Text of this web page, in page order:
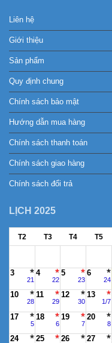
Liên hệ
Giới thiệu
Sản phẩm
Quy định chung
Chính sách bảo mật
Hướng dẫn mua hàng
Chính sách thanh toán
Chính sách giao hàng
Chính sách đổi trả
LỊCH 2025
T2 T3 T4 T5
3
21
4
22
5
23
6
24
10
28
11
29
12
30
13
1/7
17
5
18
6
19
7
20
8
24 25 26 27